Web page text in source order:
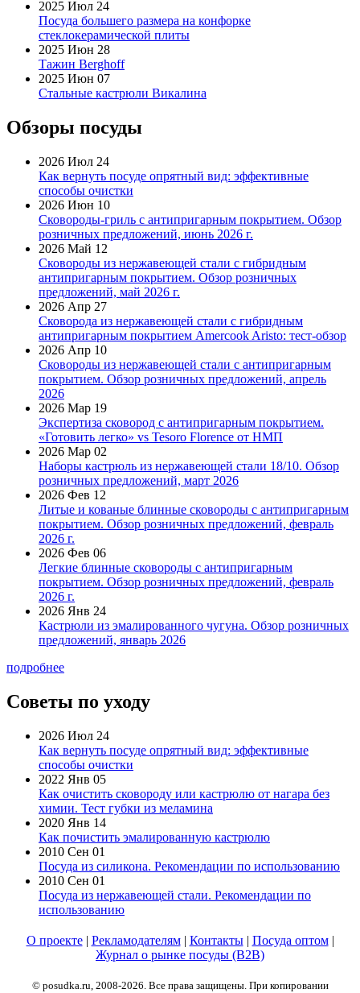
2025 Июл 24
Посуда большего размера на конфорке
стеклокерамической плиты
2025 Июн 28
Тажин Berghoff
2025 Июн 07
Стальные кастрюли Викалина
Обзоры посуды
2026 Июл 24
Как вернуть посуде опрятный вид: эффективные
способы очистки
2026 Июн 10
Сковороды-гриль с антипригарным покрытием. Обзор
розничных предложений, июнь 2026 г.
2026 Май 12
Сковороды из нержавеющей стали с гибридным
антипригарным покрытием. Обзор розничных
предложений, май 2026 г.
2026 Апр 27
Сковорода из нержавеющей стали с гибридным
антипригарным покрытием Amercook Aristo: тест-обзор
2026 Апр 10
Сковороды из нержавеющей стали с антипригарным
покрытием. Обзор розничных предложений, апрель
2026
2026 Мар 19
Экспертиза сковород с антипригарным покрытием.
«Готовить легко» vs Tesoro Florence от НМП
2026 Мар 02
Наборы кастрюль из нержавеющей стали 18/10. Обзор
розничных предложений, март 2026
2026 Фев 12
Литые и кованые блинные сковороды с антипригарным
покрытием. Обзор розничных предложений, февраль
2026 г.
2026 Фев 06
Легкие блинные сковороды с антипригарным
покрытием. Обзор розничных предложений, февраль
2026 г.
2026 Янв 24
Кастрюли из эмалированного чугуна. Обзор розничных
предложений, январь 2026
подробнее
Советы по уходу
2026 Июл 24
Как вернуть посуде опрятный вид: эффективные
способы очистки
2022 Янв 05
Как очистить сковороду или кастрюлю от нагара без
химии. Тест губки из меламина
2020 Янв 14
Как почистить эмалированную кастрюлю
2010 Сен 01
Посуда из силикона. Рекомендации по использованию
2010 Сен 01
Посуда из нержавеющей стали. Рекомендации по
использованию
О проекте| Рекламодателям| Контакты| Посуда оптом|
Журнал о рынке посуды (B2B)
© posudka.ru, 2008-2026. Все права защищены. При копировании